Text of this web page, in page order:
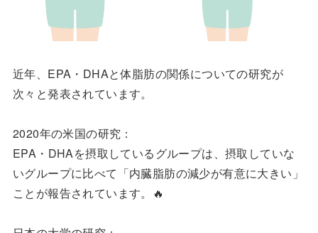
近年、EPA・DHAと体脂肪の関係についての研究が
次々と発表されています。
2020年の米国の研究：
EPA・DHAを摂取しているグループは、摂取していな
いグループに比べて「内臓脂肪の減少が有意に大きい」
ことが報告されています。🔥